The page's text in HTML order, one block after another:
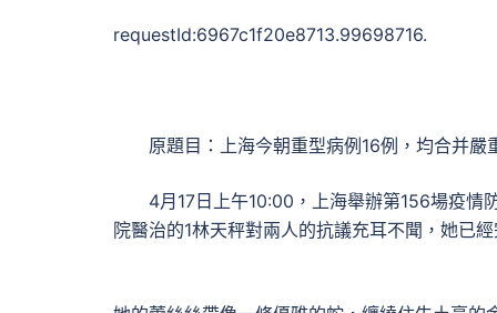
requestId:6967c1f20e8713.99698716.
原題目：上海今朝重型病例16例，均合并嚴
4月17日上午10:00，上海舉辦第156場疫情
院醫治的1林天秤對兩人的抗議充耳不聞，她已